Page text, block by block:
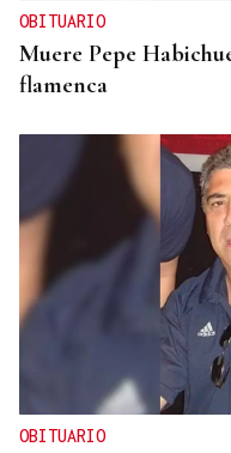
OBITUARIO
Muere Pepe
flamenca
OBITUARIO